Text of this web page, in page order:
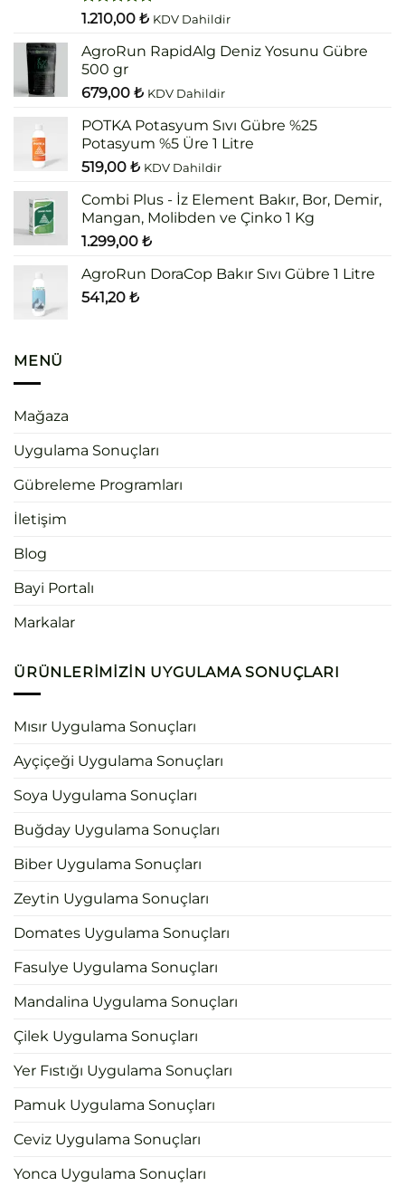
5 üzerinden
oy
aldı
1.210,00 ₺ KDV Dahildir
AgroRun RapidAlg Deniz Yosunu Gübre
500 gr
679,00 ₺ KDV Dahildir
POTKA Potasyum Sıvı Gübre %25
Potasyum %5 Üre 1 Litre
519,00 ₺ KDV Dahildir
Combi Plus - İz Element Bakır, Bor, Demir,
Mangan, Molibden ve Çinko 1 Kg
1.299,00 ₺
AgroRun DoraCop Bakır Sıvı Gübre 1 Litre
541,20 ₺
MENÜ
Mağaza
Uygulama Sonuçları
Gübreleme Programları
İletişim
Blog
Bayi Portalı
Markalar
ÜRÜNLERIMIZIN UYGULAMA SONUÇLARI
Mısır Uygulama Sonuçları
Ayçiçeği Uygulama Sonuçları
Soya Uygulama Sonuçları
Buğday Uygulama Sonuçları
Biber Uygulama Sonuçları
Zeytin Uygulama Sonuçları
Domates Uygulama Sonuçları
Fasulye Uygulama Sonuçları
Mandalina Uygulama Sonuçları
Çilek Uygulama Sonuçları
Yer Fıstığı Uygulama Sonuçları
Pamuk Uygulama Sonuçları
Ceviz Uygulama Sonuçları
Yonca Uygulama Sonuçları